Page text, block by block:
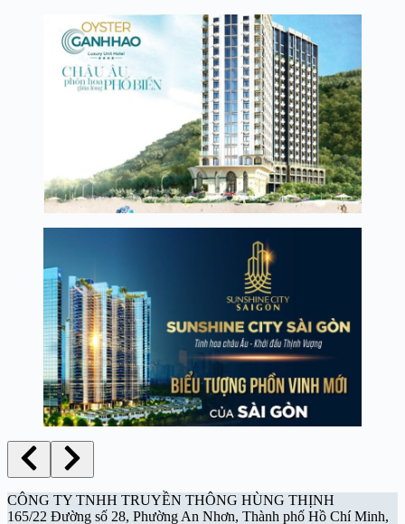
CÔNG TY TNHH TRUYỀN THÔNG HÙNG THỊNH
165/22 Đường số 28, Phường An Nhơn, Thành phố Hồ Chí Minh,